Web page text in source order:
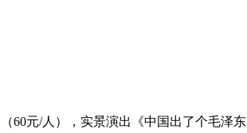
元/人），实景演出《中国出了个毛泽